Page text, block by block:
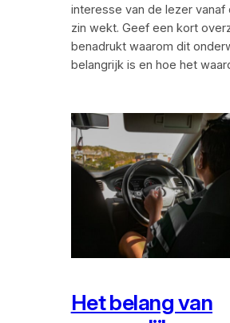
interesse van de lezer vanaf
zin wekt. Geef een kort
benadrukt waarom dit
belangrijk is en hoe het
Het belang van